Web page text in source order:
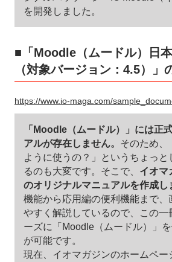
を開発しました。
■「Moodle（ムードル）日
（対象バージョン：4.5）」
https://www.io-maga.com/
「Moodle（ムードル）」には正
アルが存在しません。 そのため、
ように使うの？」というちょっと
るのも大変です。そこで、 イオマ
のオリジナルマニュアルを作成し
機能から応用編の便利機能まで、
やすく解説しているので、この一
ーズに「Moodle（ムードル）」
が可能です。
現在、イオマガジンのホームペー